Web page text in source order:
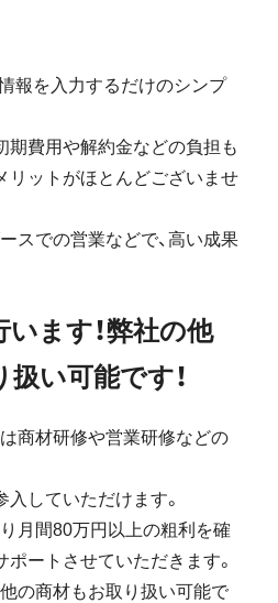
報を入力するだけのシンプ
期費用や解約金などの負担も
リットがほとんどございませ
スでの営業などで、高い成果
ます！弊社の他
い可能です！
商材研修や営業研修などの
入していただけます。
月間80万円以上の粗利を確
ポートさせていただきます。
の商材もお取り扱い可能で